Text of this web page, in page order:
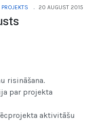
20 AUGUST 2015
risināšana.
par projekta
aktivitāšu